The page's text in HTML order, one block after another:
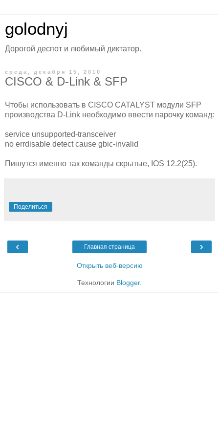
golodnyj
Дорогой деспот и любимый диктатор.
среда, декабря 15, 2010
CISCO & D-Link & SFP
Чтобы использовать в CISCO CATALYST модули SFP
производства D-Link необходимо ввести парочку команд:
service unsupported-transceiver
no errdisable detect cause gbic-invalid
Пишутся именно так команды скрытые, IOS 12.2(25).
Поделиться
‹ ›
Главная страница
Открыть веб-версию
Технологии Blogger.